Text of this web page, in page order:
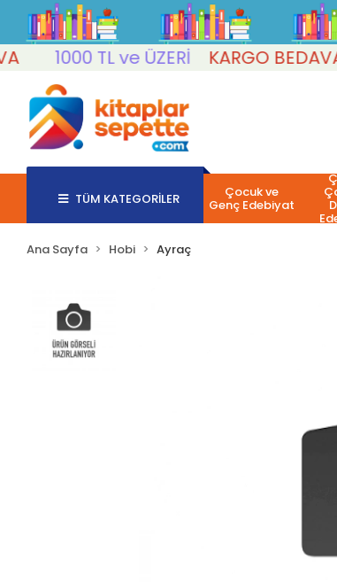
1000 TL ve ÜZERİ
KARGO BEDAVA
TÜM KATEGORİLER Çocuk ve
Genç Edebiyat
Ana Sayfa Hobi Ayraç